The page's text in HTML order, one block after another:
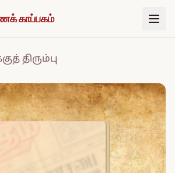
செல்க
காப்பகம்
திரும்பு